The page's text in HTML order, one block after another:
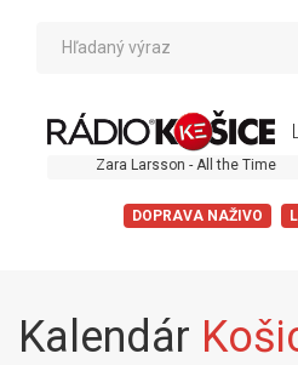
Zara Larsson - All the Time
DOPRAVA NAŽIVO
Kalendár